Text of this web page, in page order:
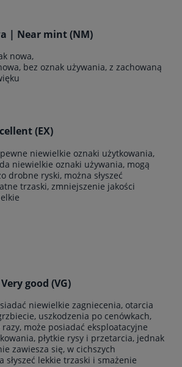
| Near mint (NM)
nowa,
bez oznak używania, z zachowaną
(EX)
niewielkie oznaki użytkowania,
niewielkie oznaki używania, mogą
drobne ryski, można słyszeć
trzaski, zmniejszenie jakości
good (VG)
niewielkie zagniecenia, otarcia
uszkodzenia po cenówkach,
może posiadać eksploatacyjne
płytkie rysy i przetarcia, jednak
zawiesza się, w cichszych
słyszeć lekkie trzaski i smażenie